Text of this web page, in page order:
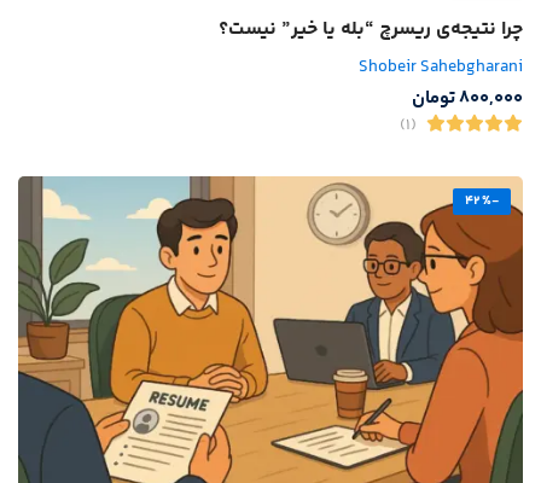
چرا نتیجه‌ی ریسرچ “بله یا خیر” نیست؟
Shobeir Sahebgharani
800,000تومان
(1)
-42%